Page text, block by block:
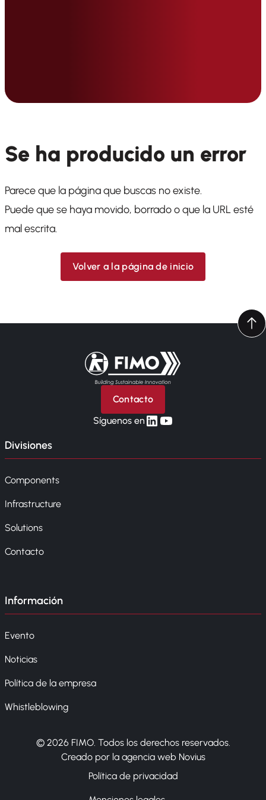
Se ha producido un error
Parece que la página que buscas no existe.
Puede que se haya movido, borrado o que la URL esté
mal escrita.
Volver a la página de inicio
Volver a la página principal
Contacto
Síguenos enlinkedin
yt
Divisiones
Components
Infrastructure
Solutions
Contacto
Información
Evento
Noticias
Política de la empresa
Whistleblowing
© 2026 FIMO. Todos los derechos reservados.
Creado por la agencia web Novius
Política de privacidad